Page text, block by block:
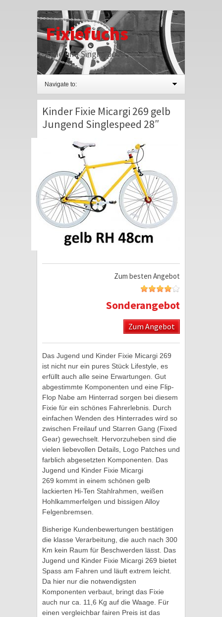
Fixiefuchs
Fixie und Singlespeed
Navigate to:
Kinder Fixie Micargi 269 gelb
Jungend Singlespeed 28″
Zum besten Angebot
Sonderangebot
Zum Angebot
Das Jugend und Kinder Fixie Micargi 269
ist nicht nur ein pures Stück Lifestyle, es
erfüllt auch alle seine Erwartungen. Gut
abgestimmte Komponenten und eine Flip-
Flop Nabe am Hinterrad sorgen bei diesem
Fixie für ein schönes Fahrerlebnis. Durch
einfachen Wenden des Hinterrades wird so
zwischen Freilauf und Starren Gang (Fixed
Gear) gewechselt. Hervorzuheben sind die
vielen liebevollen Details, Logo Patches und
farblich abgesetzten Komponenten. Das
Jugend und Kinder Fixie Micargi
269 kommt in einem schönen gelb
lackierten Hi-Ten Stahlrahmen, weißen
Hohlkammerfelgen und bissigen Alloy
Felgenbremsen.
Bisherige Kundenbewertungen bestätigen
die klasse Verarbeitung, die auch nach 300
Km kein Raum für Beschwerden lässt. Das
Jugend und Kinder Fixie Micargi 269 bietet
Spass am Fahren und läuft extrem leicht.
Da hier nur die notwendigsten
Komponenten verbaut, bringt das Fixie
auch nur ca. 11,6 Kg auf die Waage. Für
einen vergleichbar fairen Preis ist das